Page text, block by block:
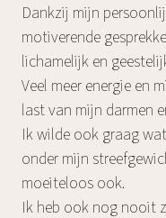
Dankzij mijn
motiverende
lichamelijk en
Veel meer energie en
last van mijn darmen
Ik wilde ook graag
onder mijn
moeiteloos ook.
Ik heb ook nog nooit